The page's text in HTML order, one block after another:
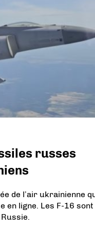
russes
de l’air ukrainienne
en ligne. Les F-16 sont